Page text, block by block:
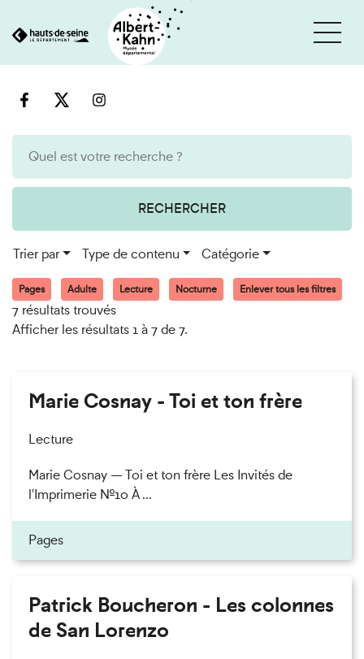
au
RECHERCHER
Trier par Type de contenu Catégorie
Pages Adulte Lecture Nocturne Enlever tous les filtres
7 résultats trouvés
Afficher les résultats 1 à 7 de 7.
Marie Cosnay - Toi et ton frère
Lecture
Marie Cosnay — Toi et ton frère Les Invités de
l'Imprimerie n°10 À ...
Pages
Patrick Boucheron - Les colonnes
de San Lorenzo
Cookies et traceurs utilisés sur ce site